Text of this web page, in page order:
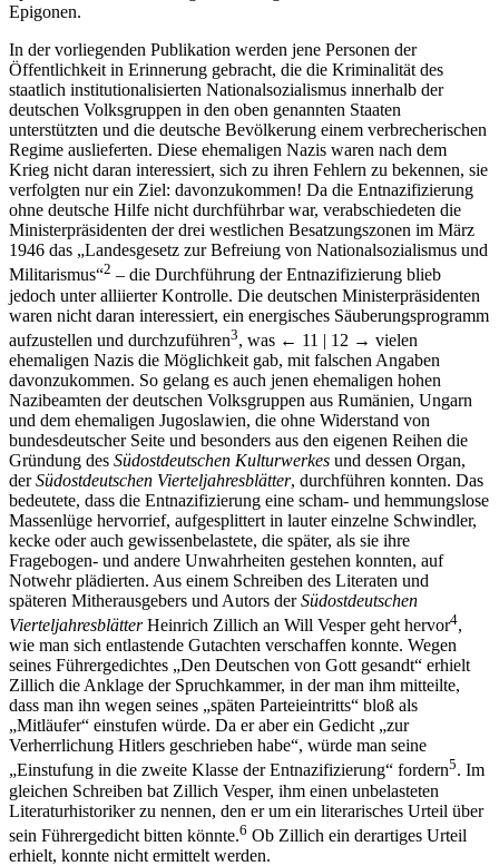
Epigonen.
In der vorliegenden Publikation werden jene Personen der
Öffentlichkeit in Erinnerung gebracht, die die Kriminalität des
staatlich institutionalisierten Nationalsozialismus innerhalb der
deutschen Volksgruppen in den oben genannten Staaten
unterstützten und die deutsche Bevölkerung einem verbrecherischen
Regime auslieferten. Diese ehemaligen Nazis waren nach dem
Krieg nicht daran interessiert, sich zu ihren Fehlern zu bekennen, sie
verfolgten nur ein Ziel: davonzukommen! Da die Entnazifizierung
ohne deutsche Hilfe nicht durchführbar war, verabschiedeten die
Ministerpräsidenten der drei westlichen Besatzungszonen im März
1946 das „Landesgesetz zur Befreiung von Nationalsozialismus und
Militarismus“2 – die Durchführung der Entnazifizierung blieb
jedoch unter alliierter Kontrolle. Die deutschen Ministerpräsidenten
waren nicht daran interessiert, ein energisches Säuberungsprogramm
aufzustellen und durchzuführen3, was ← 11 | 12 → vielen
ehemaligen Nazis die Möglichkeit gab, mit falschen Angaben
davonzukommen. So gelang es auch jenen ehemaligen hohen
Nazibeamten der deutschen Volksgruppen aus Rumänien, Ungarn
und dem ehemaligen Jugoslawien, die ohne Widerstand von
bundesdeutscher Seite und besonders aus den eigenen Reihen die
Gründung des Südostdeutschen Kulturwerkes und dessen Organ,
derSüdostdeutschen Vierteljahresblätter, durchführen konnten. Das
bedeutete, dass die Entnazifizierung eine scham- und hemmungslose
Massenlüge hervorrief, aufgesplittert in lauter einzelne Schwindler,
kecke oder auch gewissenbelastete, die später, als sie ihre
Fragebogen- und andere Unwahrheiten gestehen konnten, auf
Notwehr plädierten. Aus einem Schreiben des Literaten und
späteren Mitherausgebers und Autors derSüdostdeutschen
VierteljahresblätterHeinrich Zillich an Will Vesper geht hervor4,
wie man sich entlastende Gutachten verschaffen konnte. Wegen
seines Führergedichtes „Den Deutschen von Gott gesandt“ erhielt
Zillich die Anklage der Spruchkammer, in der man ihm mitteilte,
dass man ihn wegen seines „späten Parteieintritts“ bloß als
„Mitläufer“ einstufen würde. Da er aber ein Gedicht „zur
Verherrlichung Hitlers geschrieben habe“, würde man seine
„Einstufung in die zweite Klasse der Entnazifizierung“ fordern5. Im
gleichen Schreiben bat Zillich Vesper, ihm einen unbelasteten
Literaturhistoriker zu nennen, den er um ein literarisches Urteil über
sein Führergedicht bitten könnte.6 Ob Zillich ein derartiges Urteil
erhielt, konnte nicht ermittelt werden.